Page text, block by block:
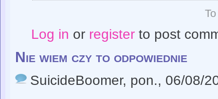
Log in or registerto post
Nie wiem czy to odpowiednie
SuicideBoomer, pon., 06/08/